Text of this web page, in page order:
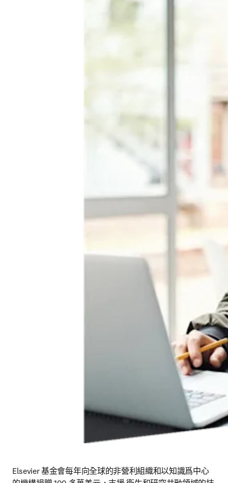
Elsevier 基金會每年向全球的非營利組織和以知識爲中心